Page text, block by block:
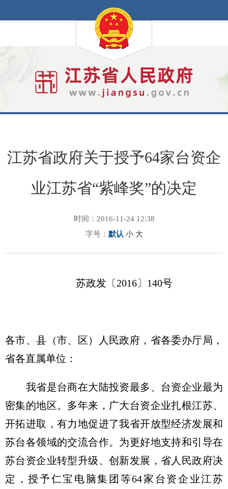
江苏省政府关于授予64家台资企
业江苏省“紫峰奖”的决定
时间：2016-11-24 12:38
字号： 默认 小 大
苏政发〔2016〕140号
各市、县（市、区）人民政府，省各委办厅局，
省各直属单位：
我省是台商在大陆投资最多、台资企业最为
密集的地区。多年来，广大台资企业扎根江苏、
开拓进取，有力地促进了我省开放型经济发展和
苏台各领域的交流合作。为更好地支持和引导在
苏台资企业转型升级、创新发展，省人民政府决
定，授予仁宝电脑集团等64家台资企业江苏